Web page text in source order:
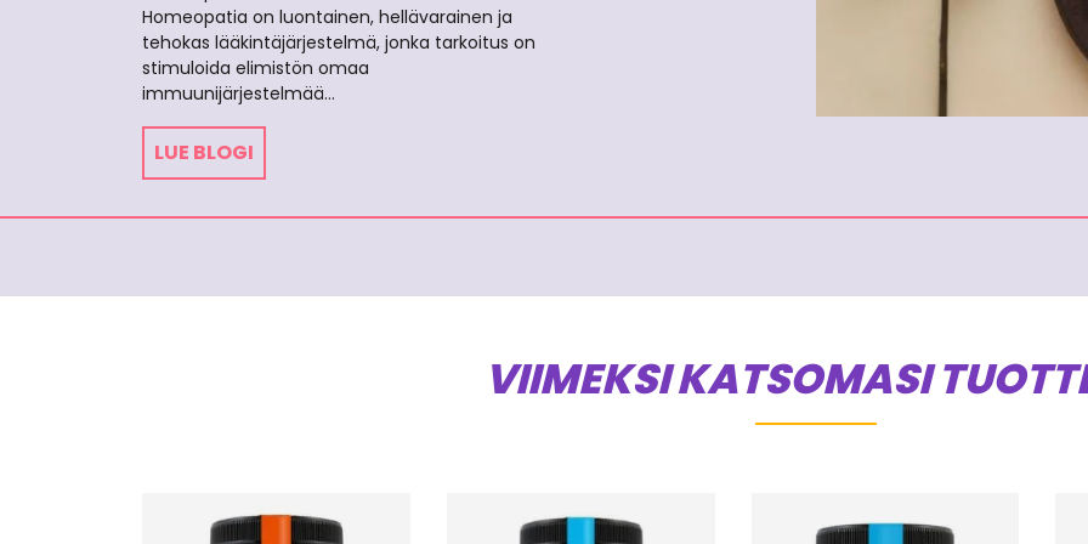
Homeopatia on luontainen, hellävarainen ja
tehokas lääkintäjärjestelmä, jonka tarkoitus on
stimuloida elimistön omaa
immuunijärjestelmää…
LUE BLOGI
VIIMEKSI KATSOMASI